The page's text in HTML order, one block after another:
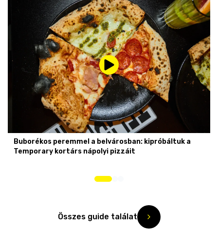
Buborékos peremmel a belvárosban: kipróbáltuk a
Temporary kortárs nápolyi pizzáit
Összes guide találat